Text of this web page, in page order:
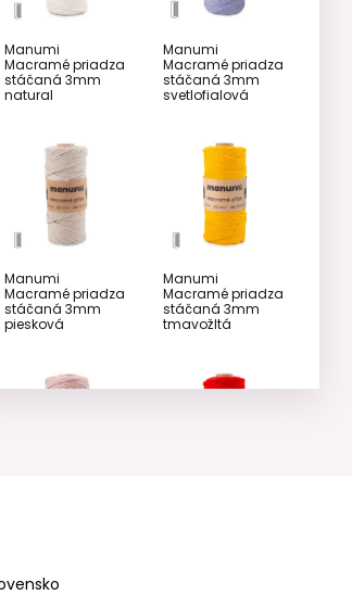
Manumi
Macramé priadza
stáčaná 3mm
natural
Manumi
Macramé priadza
stáčaná 3mm
svetlofialová
Manumi
Macramé priadza
stáčaná 3mm
piesková
Manumi
Macramé priadza
stáčaná 3mm
tmavožltá